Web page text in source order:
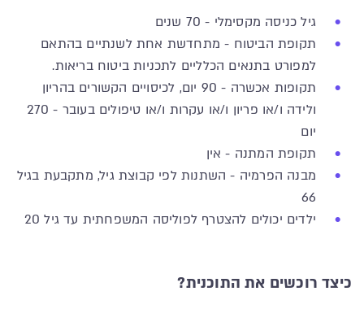
גיל כניסה מקסימלי - 70 שנים
תקופת הביטוח - מתחדשת אחת לשנתיים בהתאם
למפורט בתנאים הכלליים לתכניות ביטוח בריאות.
תקופות אכשרה - 90 יום, לכיסויים הקשורים בהריון
ולידה ו/או פריון ו/או עקרות ו/או טיפולים בעובר - 270
יום
תקופת המתנה - אין
מבנה הפרמיה - השתנות לפי קבוצת גיל, מתקבעת בגיל
66
ילדים יכולים להצטרף לפוליסה המשפחתית עד גיל 20
כיצד רוכשים את התוכנית?